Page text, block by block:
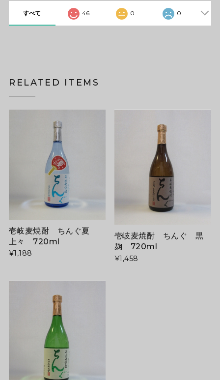
すべて 46 0 0
RELATED ITEMS
壱岐麦焼酎 ちんぐ夏
上々 720ml
¥1,188
壱岐麦焼酎 ちんぐ 黒
麹 720ml
¥1,458